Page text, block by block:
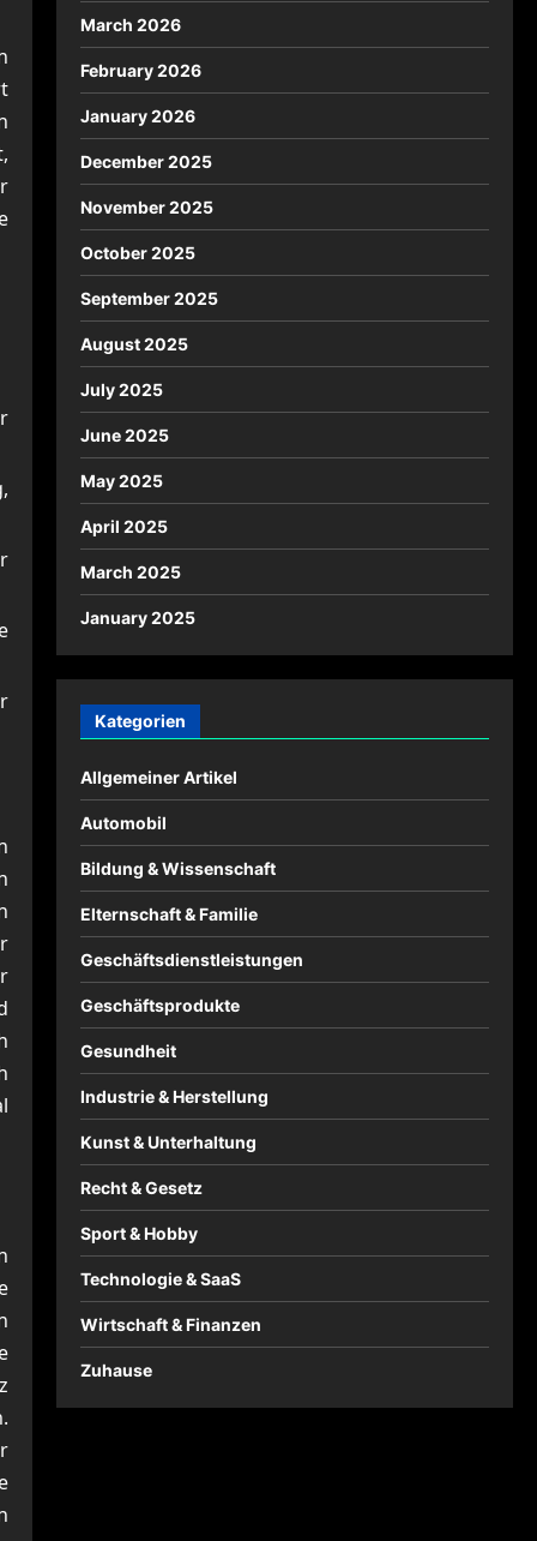
March 2026
February 2026
January 2026
December 2025
November 2025
October 2025
September 2025
August 2025
July 2025
June 2025
May 2025
April 2025
March 2025
January 2025
Kategorien
Allgemeiner Artikel
Automobil
Bildung & Wissenschaft
Elternschaft & Familie
Geschäftsdienstleistungen
Geschäftsprodukte
Gesundheit
Industrie & Herstellung
Kunst & Unterhaltung
Recht & Gesetz
Sport & Hobby
Technologie & SaaS
Wirtschaft & Finanzen
Zuhause